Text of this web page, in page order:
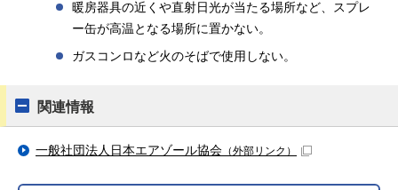
暖房器具の近くや直射日光が当たる場所など、スプレ
ー缶が高温となる場所に置かない。
ガスコンロなど火のそばで使用しない。
関連情報
一般社団法人日本エアゾール協会 （外部リンク）